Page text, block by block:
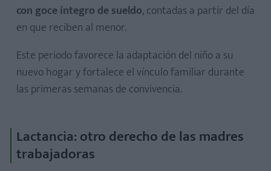
con goce íntegro de sueldo, contadas a partir del día
en que reciben al menor.
Este periodo favorece la adaptación del niño a su
nuevo hogar y fortalece el vínculo familiar durante
las primeras semanas de convivencia.
Lactancia: otro derecho de las madres
trabajadoras